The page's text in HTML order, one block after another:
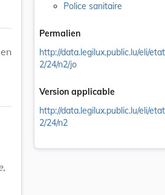
Police sanitaire
Permalien
http://data.legilux.public.lu/eli/
2/24/n2/jo
Version applicable
http://data.legilux.public.lu/eli/
2/24/n2